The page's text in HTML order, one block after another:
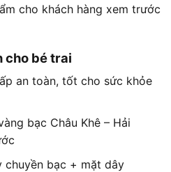
cho khách hàng xem trước
cho bé trai
an toàn, tốt cho sức khỏe
bạc Châu Khê – Hải
chuyền bạc + mặt dây